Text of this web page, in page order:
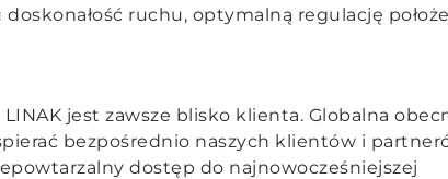
ruchu, optymalną regulację
jest zawsze blisko klienta. Globalna
bezpośrednio naszych klientów i
dostęp do najnowocześniejszej